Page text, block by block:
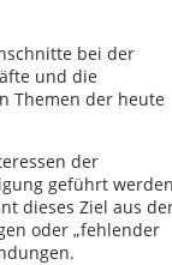
bei der
und die
Themen der heute
der
geführt
dieses Ziel aus
oder „fehlender